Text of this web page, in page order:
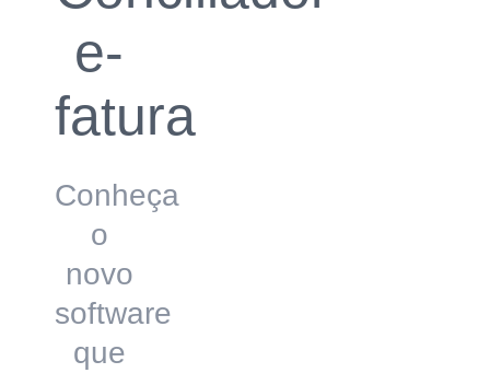
e-
fatura
Conheça
o
novo
software
que